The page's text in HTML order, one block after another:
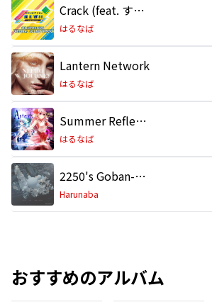
Crack (feat. すずしろ)
はるなば
Lantern Network
はるなば
Summer Reflection
はるなば
2250's Goban-Cho
Harunaba
おすすめのアルバム